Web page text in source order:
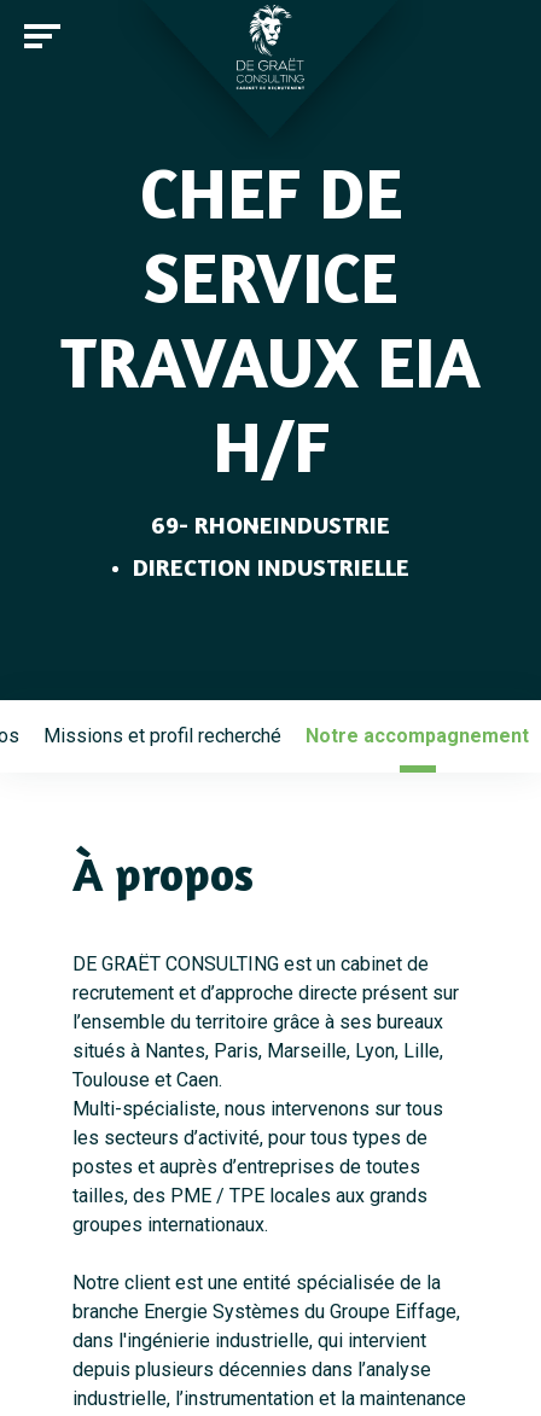
CHEF DE
SERVICE
TRAVAUX EIA
H/F
69- RHONEINDUSTRIE
DIRECTION INDUSTRIELLE
Missions et profil recherché Notre accompagnement
À propos
DE GRAËT CONSULTING est un cabinet de
recrutement et d’approche directe présent sur
l’ensemble du territoire grâce à ses bureaux
situés à Nantes, Paris, Marseille, Lyon, Lille,
Toulouse et Caen.
Multi-spécialiste, nous intervenons sur tous
les secteurs d’activité, pour tous types de
postes et auprès d’entreprises de toutes
tailles, des PME / TPE locales aux grands
groupes internationaux.
Notre client est une entité spécialisée de la
branche Energie Systèmes du Groupe Eiffage,
dans l'ingénierie industrielle, qui intervient
depuis plusieurs décennies dans l’analyse
industrielle, l’instrumentation et la maintenance